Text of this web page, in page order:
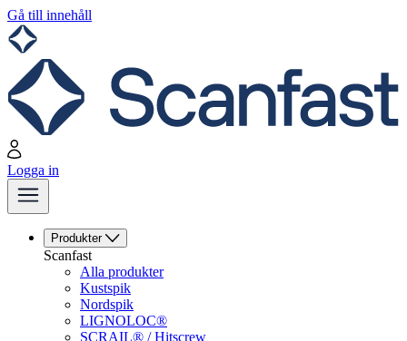
Gå till innehåll
Logga in
Produkter
Scanfast
Alla produkter
Kustspik
Nordspik
LIGNOLOC®
SCRAIL® / Hitscrew